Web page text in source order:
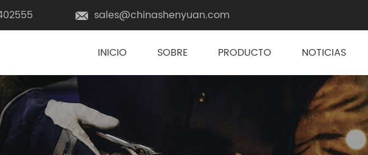
sales@chinashenyuan.com
INICIO SOBRE PRODUCTO NOTICIAS